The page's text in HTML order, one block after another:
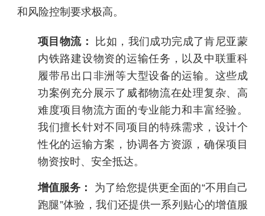
和风险控制要求极高。
项目物流：
比如，我们成功完成了肯尼亚蒙
内铁路建设物资的运输任务，以及中联重科
履带吊出口非洲等大型设备的运输。这些成
功案例充分展示了威都物流在处理复杂、高
难度项目物流方面的专业能力和丰富经验。
我们擅长针对不同项目的特殊需求，设计个
性化的运输方案，协调各方资源，确保项目
物资按时、安全抵达。
增值服务： 为了给您提供更全面的“不用自己
跑腿”体验，我们还提供一系列贴心的增值服